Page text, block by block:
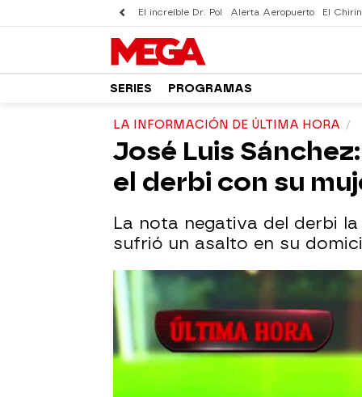
El increíble Dr. Pol Alerta Aeropuerto El
SERIES PROGRAMAS
LA INFORMACIÓN DE ÚLTIMA HORA
José Luis
el derbi con su
La nota negativa del derbi
sufrió un asalto en su